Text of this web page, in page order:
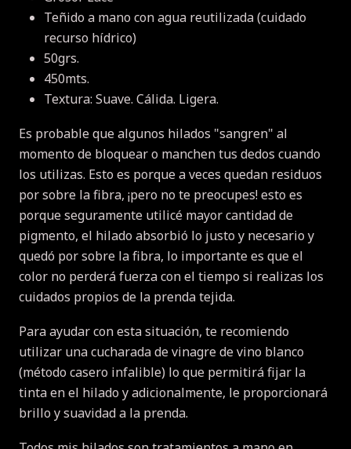
Teñido a mano con agua reutilizada (cuidado
recurso hídrico)
50grs.
450mts.
Textura: Suave. Cálida. Ligera.
Es probable que algunos hilados "sangren" al
momento de bloquear o manchen tus dedos cuando
los utilizas. Esto es porque a veces quedan residuos
por sobre la fibra, ¡pero no te preocupes! esto es
porque seguramente utilicé mayor cantidad de
pigmento, el hilado absorbió lo justo y necesario y
quedó por sobre la fibra, lo importante es que el
color no perderá fuerza con el tiempo si realizas los
cuidados propios de la prenda tejida.
Para ayudar con esta situación, te recomiendo
utilizar una cucharada de vinagre de vino blanco
(método casero infalible) lo que permitirá fijar la
tinta en el hilado y adicionalmente, le proporcionará
brillo y suavidad a la prenda.